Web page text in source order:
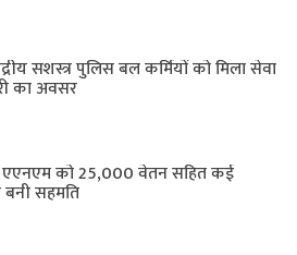
सशस्त्र पुलिस बल ​कर्मियों को मिला सेवा
का अवसर
एएनएम को 25,000 वेतन सहित कई
सहमति